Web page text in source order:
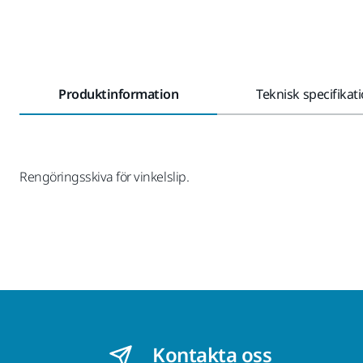
Produktinformation Teknisk
Rengöringsskiva för vinkelslip.
Kontakta oss